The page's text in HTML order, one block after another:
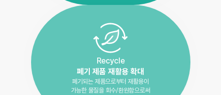
Recycle
폐기 제품 재활용 확대
폐기되는 제품으로부터 재활용이
가능한 물질을 회수/환원함으로써